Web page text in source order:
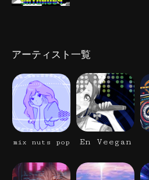
アーティスト一覧
mix nuts pop En Veegan